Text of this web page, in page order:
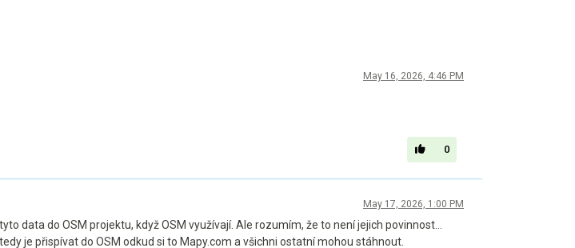
May 16, 2026, 4:46 PM
0
May 17, 2026, 1:00 PM
data do OSM projektu, když OSM využívají. Ale rozumím, že to není jejich povinnost...
je přispívat do OSM odkud si to Mapy.com a všichni ostatní mohou stáhnout.